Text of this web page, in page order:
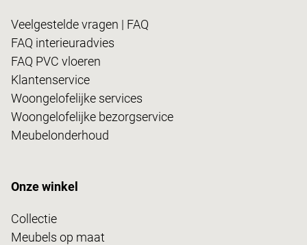
Veelgestelde vragen | FAQ
FAQ interieuradvies
FAQ PVC vloeren
Klantenservice
Woongelofelijke services
Woongelofelijke bezorgservice
Meubelonderhoud
Onze winkel
Collectie
Meubels op maat